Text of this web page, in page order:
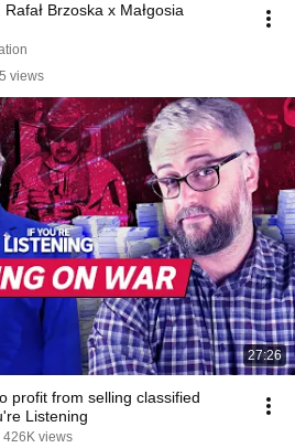
Brzoska x Małgosia
views
27:26
profit from selling classified
Listening
426K views